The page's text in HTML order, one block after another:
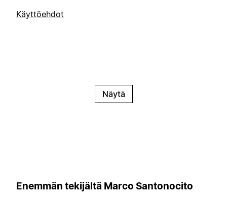
Käyttöehdot
Näytä
Enemmän tekijältä Marco Santonocito